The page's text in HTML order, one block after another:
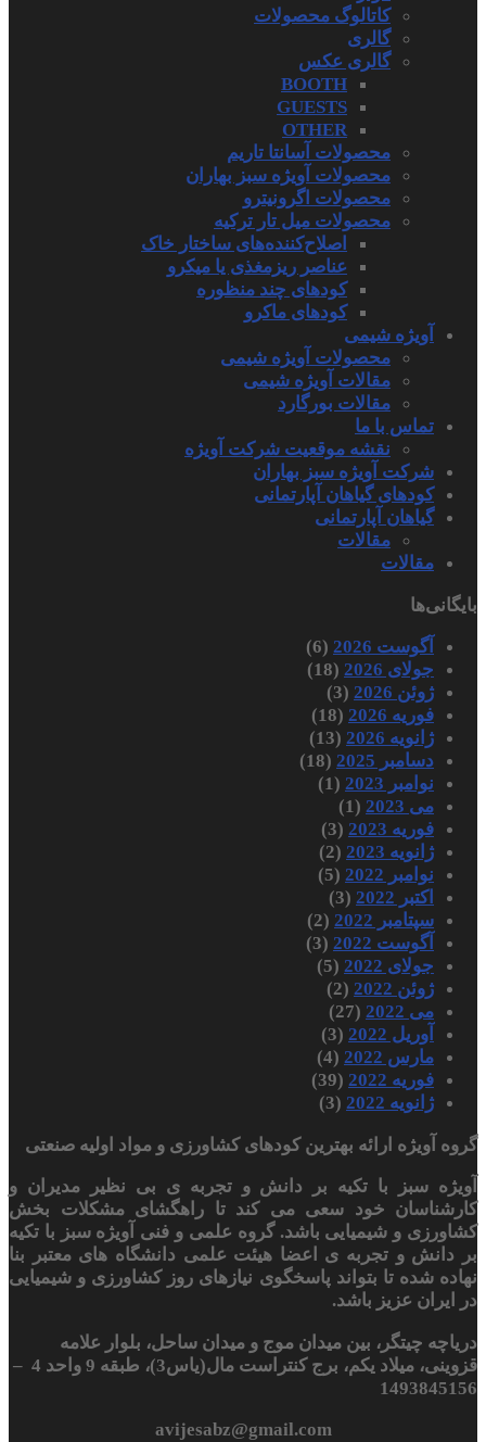
کاتالوگ محصولات
گالری
گالری عکس
BOOTH
GUESTS
OTHER
محصولات آسانتا تاریم
محصولات آویژه سبز بهاران
محصولات اگرونیترو
محصولات میل تار ترکیه
اصلاح‌کننده‌های ساختار خاک
عناصر ریزمغذی یا میکرو
کودهای چند منظوره
کودهای ماکرو
آویژه شیمی
محصولات آویژه شیمی
مقالات آویژه شیمی
مقالات بورگارد
تماس با ما
نقشه موقعیت شرکت آویژه
شرکت آویژه سبز بهاران
کودهای گیاهان آپارتمانی
گیاهان آپارتمانی
مقالات
مقالات
بایگانی‌ها
آگوست 2026
(6)
جولای 2026
(18)
ژوئن 2026
(3)
فوریه 2026
(18)
ژانویه 2026
(13)
دسامبر 2025
(18)
نوامبر 2023
(1)
می 2023
(1)
فوریه 2023
(3)
ژانویه 2023
(2)
نوامبر 2022
(5)
اکتبر 2022
(3)
سپتامبر 2022
(2)
آگوست 2022
(3)
جولای 2022
(5)
ژوئن 2022
(2)
می 2022
(27)
آوریل 2022
(3)
مارس 2022
(4)
فوریه 2022
(39)
ژانویه 2022
(3)
گروه آویژه ارائه بهترین کودهای کشاورزی و مواد اولیه صنعتی
آویژه سبز با تکیه بر دانش و تجربه ی بی نظیر مدیران و
کارشناسان خود سعی می کند تا راهگشای مشکلات بخش
کشاورزی و شیمیایی باشد. گروه علمی و فنی آویژه سبز با تکیه
بر دانش و تجربه ی اعضا هیئت علمی دانشگاه های معتبر بنا
نهاده شده تا بتواند پاسخگوی نیازهای روز کشاورزی و شیمیایی
در ایران عزیز باشد.
دریاچه چیتگر، بین میدان موج و میدان ساحل، بلوار علامه
قزوینی، میلاد یکم، برج کنتراست مال(یاس3)، طبقه 9 واحد 4 –
1493845156
avijesabz@gmail.com